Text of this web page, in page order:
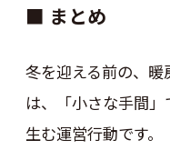
■ まとめ
冬を迎える前の、
は、「小さな手間
生む運営行動です。